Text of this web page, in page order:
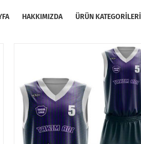
HAKKIMIZDA ÜRÜN KATEGORİLERİ